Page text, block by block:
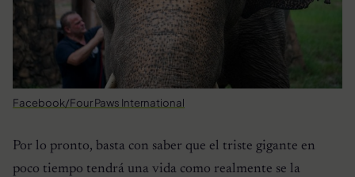
Facebook/Four Paws International
Por lo pronto, basta con saber que el triste gigante en
poco tiempo tendrá una vida como realmente se la